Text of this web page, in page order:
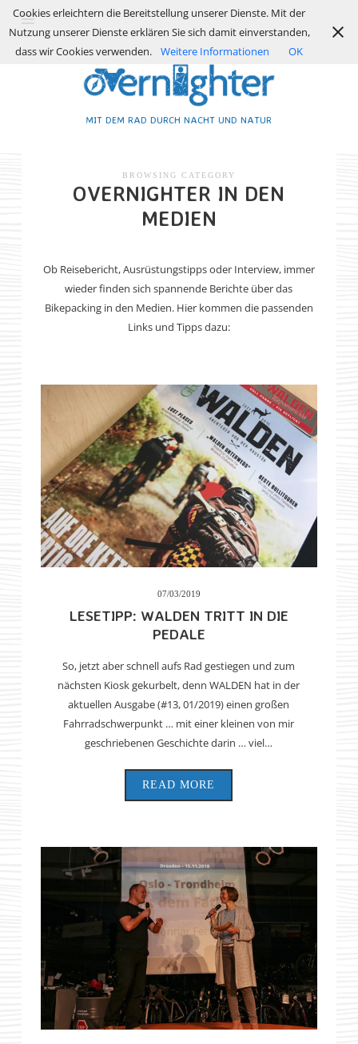
MIT DEM RAD DURCH NACHT UND NATUR
BROWSING CATEGORY
OVERNIGHTER IN DEN
MEDIEN
Ob Reisebericht, Ausrüstungstipps oder Interview, immer
wieder finden sich spannende Berichte über das
Bikepacking in den Medien. Hier kommen die passenden
Links und Tipps dazu:
07/03/2019
LESETIPP: WALDEN TRITT IN DIE
PEDALE
So, jetzt aber schnell aufs Rad gestiegen und zum
nächsten Kiosk gekurbelt, denn WALDEN hat in der
aktuellen Ausgabe (#13, 01/2019) einen großen
Fahrradschwerpunkt … mit einer kleinen von mir
geschriebenen Geschichte darin … viel…
READ MORE
Cookies erleichtern die Bereitstellung unserer Dienste. Mit der
Nutzung unserer Dienste erklären Sie sich damit einverstanden,
dass wir Cookies verwenden.
Weitere Informationen OK